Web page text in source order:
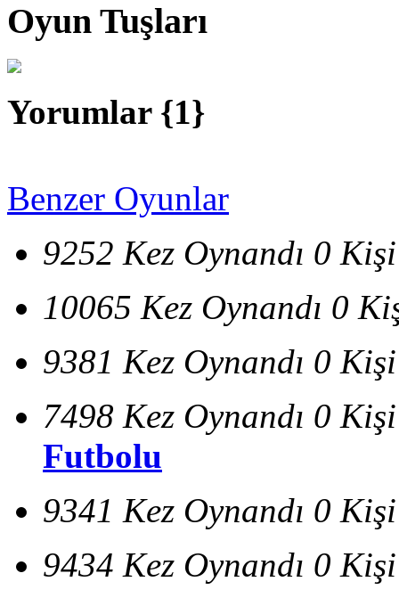
Oyun Tuşları
Yorumlar {1}
Benzer Oyunlar
9252 Kez Oynandı 0
10065 Kez Oynandı 0
9381 Kez Oynandı 0
7498 Kez Oynandı 0
Futbolu
9341 Kez Oynandı 0
9434 Kez Oynandı 0